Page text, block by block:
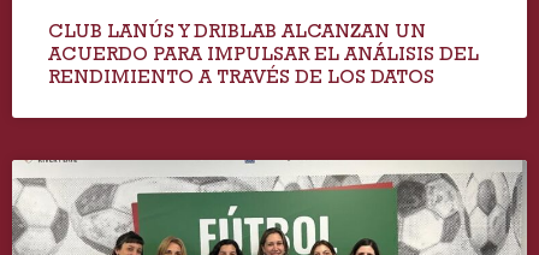
CLUB LANÚS Y DRIBLAB ALCANZAN UN
ACUERDO PARA IMPULSAR EL ANÁLISIS DEL
RENDIMIENTO A TRAVÉS DE LOS DATOS